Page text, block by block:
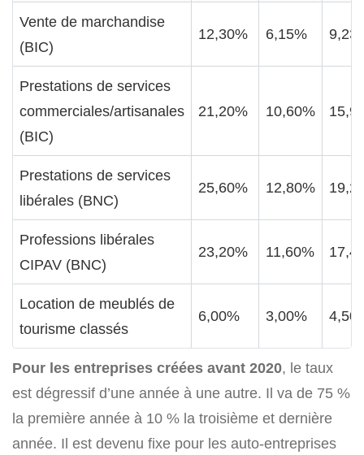
Vente de marchandise
(BIC)
12,30% 6,15%
Prestations de services
commerciales/artisanales
(BIC)
21,20% 10,60%
Prestations de services
libérales (BNC)
25,60% 12,80%
Professions libérales
CIPAV (BNC)
23,20% 11,60%
Location de meublés de
tourisme classés
6,00% 3,00%
Pour les entreprises créées avant 2020, le taux
est dégressif d’une année à une autre. Il va de 75 %
la première année à 10 % la troisième et dernière
année. Il est devenu fixe pour les auto-entreprises